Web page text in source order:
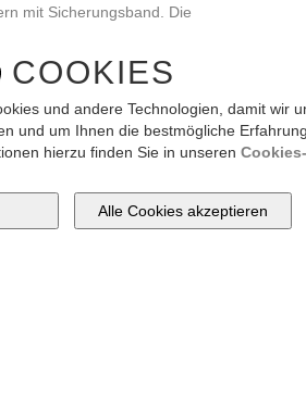
COOKIES
und andere Technologien, damit wir
und um Ihnen die bestmögliche
hierzu finden Sie in unseren
mit Sicherungsband. Die